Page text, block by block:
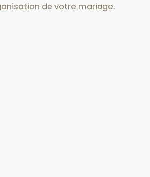
l’océan et les équipements
du couple sur la piste de danse plus
de votre mariage.